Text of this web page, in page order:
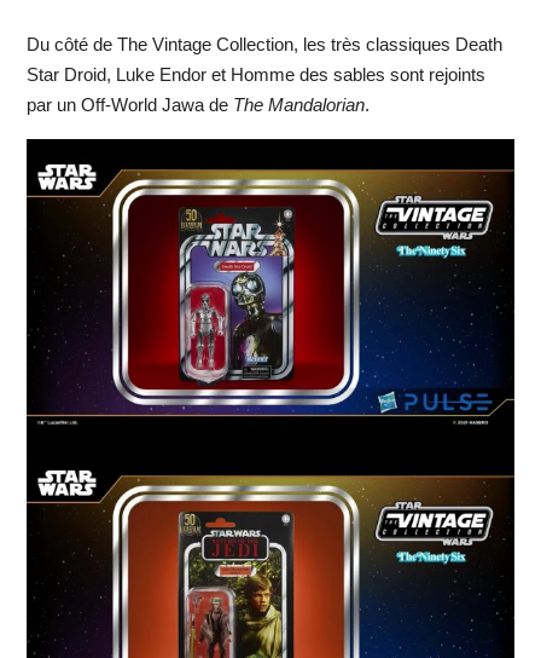
Du côté de The Vintage Collection, les très classiques Death
Star Droid, Luke Endor et Homme des sables sont rejoints
par un Off-World Jawa de The Mandalorian.